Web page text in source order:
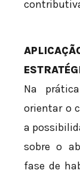
Na
orientar o
a
sobre o
fase de